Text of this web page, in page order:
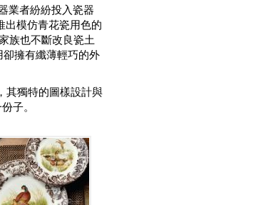
業者紛紛投入瓷器
出模仿青花瓷用色的
族也不斷改良瓷土
擁有纖薄輕巧的外
其獨特的圖樣設計與
子。